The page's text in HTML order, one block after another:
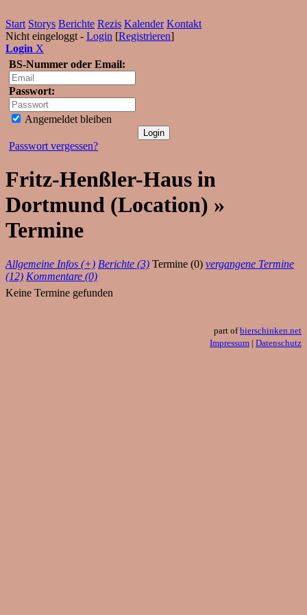
Start Storys Berichte Rezis Kalender Kontakt
Nicht eingeloggt - Login [Registrieren]
Login X
BS-Nummer oder Email:
Passwort:
Angemeldet bleiben
Passwort vergessen?
Fritz-Henßler-Haus in
Dortmund (Location) »
Termine
Allgemeine Infos (+) Berichte (3) Termine (0) vergangene Termine
(12) Kommentare (0)
Keine Termine gefunden
part ofbierschinken.net
Impressum | Datenschutz